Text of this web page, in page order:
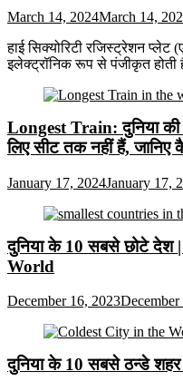
March 14, 2024March 14,
हाई सिक्योरिटी रजिस्ट्रेशन
इलेक्ट्रॉनिक रूप से पंजीकृत
Longest Train: दुनिया
लिए सीट तक ​​नहीं हैं,
January 17, 2024January 17,
दुनिया के 10 सबसे छोटे देश
World
December 16, 2023
दुनिया के 10 सबसे ठन्डे